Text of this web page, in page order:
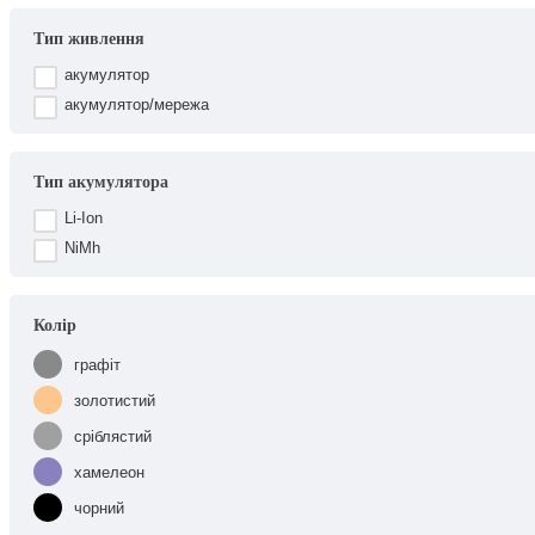
Тип живлення
акумулятор
акумулятор/мережа
Тип акумулятора
Li-Ion
NiMh
Колір
графіт
золотистий
сріблястий
хамелеон
чорний